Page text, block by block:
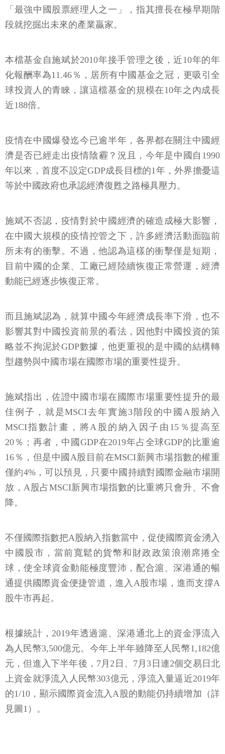
「最強中國股票經理人之一」，指其擅長在極早期階
段就挖掘出未來的產業贏家。
本檔基金自施斌於2010年接手管理之後，近10年的年
化報酬率為11.46％，居所有中國基金之冠，更吸引全
球投資人的青睞，讓這檔基金的規模在10年之內成長
近188倍。
疫情在中國爆發迄今已逾半年，各界都在關注中國經
濟是否已經走出疫情陰霾？況且，今年是中國自1990
年以來，首度不設定GDP成長目標的1年，外界擔憂這
等於中國政府也承認經濟復甦之路極具壓力。
施斌不否認，疫情對於中國經濟的確造成極大影響，
在中國大規模的疫情控管之下，許多經濟活動面臨前
所未有的衝擊。不過，他認為這樣的衝擊僅是短期，
目前中國的企業、工廠已經陸續恢復正常營運，經濟
動能已經逐步恢復正常。
而且施斌認為，就算中國今年經濟成長率下滑，也不
影響其對中國投資前景的看法，因他對中國投資的策
略並不拘泥於GDP數據，他更重視的是中國的結構轉
型趨勢與中國市場在國際市場的重要性提升。
施斌指出，佐證中國市場在國際市場重要性提升的最
佳例子，就是MSCI去年實施3階段的中國A股納入
MSCI指數計畫，將A股的納入因子由15％提高至
20％；再者，中國GDP在2019年占全球GDP的比重逾
16％，但是中國A股目前在MSCI新興市場指數的權重
僅約4%，可以預見，只要中國持續對國際金融市場開
放，A股占MSCI新興市場指數的比重將只會升、不會
降。
不僅國際指數把A股納入指數當中，促使國際資金湧入
中國股市，當前寬鬆的貨幣和財政政策浪潮席捲全
球，使全球資金動能極度豐沛，配合滬、深港通的暢
通提供國際資金便捷管道，進入A股市場，進而支撐A
股牛市再起。
根據統計，2019年透過滬、深港通北上的資金淨流入
為人民幣3,500億元。今年上半年雖降至人民幣1,182億
元，但進入下半年後，7月2日、7月3日連2個交易日北
上資金就淨流入人民幣303億元，淨流入量逼近2019年
的1/10，顯示國際資金流入A股的動能仍持續增加（詳
見圖1）。